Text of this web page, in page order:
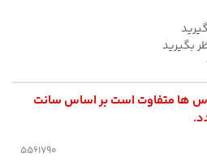
ها متفاوت است بر اساس سانت